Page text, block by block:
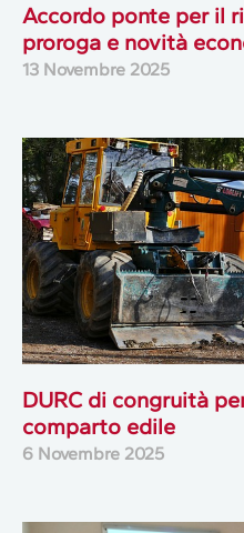
Accordo ponte per il
proroga e novità
13 Novembre 2025
DURC di congruità
comparto edile
6 Novembre 2025